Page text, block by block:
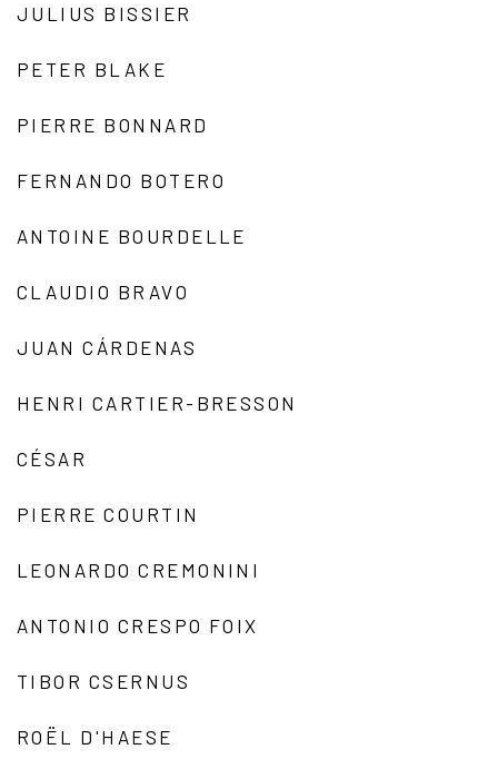
JULIUS BISSIER
PETER BLAKE
PIERRE BONNARD
FERNANDO BOTERO
ANTOINE BOURDELLE
CLAUDIO BRAVO
JUAN CÁRDENAS
HENRI CARTIER-BRESSON
CÉSAR
PIERRE COURTIN
LEONARDO CREMONINI
ANTONIO CRESPO FOIX
TIBOR CSERNUS
ROËL D'HAESE